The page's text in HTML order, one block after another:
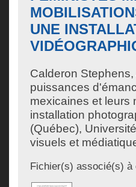
UNE
Calderon Stephens,
puissances
mexicaines et leurs
installation
(Québec),
visuels et
Fichier(s) associé(s) à